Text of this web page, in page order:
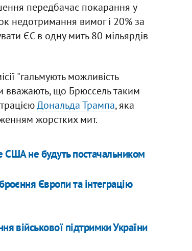
передбачає покарання у
недотримання вимог і 20% за
ЄС в одну мить 80 мільярдів
"гальмують можливість
вважають, що Брюссель таким
Дональда Трампа, яка
жорстких мит.
США не будуть постачальником
Європи та інтеграцію
військової підтримки України